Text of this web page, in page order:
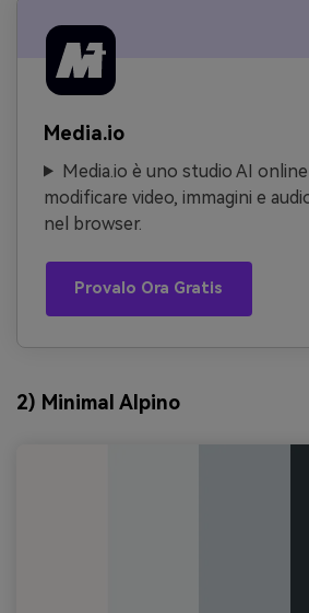
Media.io
Media.io è uno studio AI
modificare video, immagini e
nel browser.
Provalo Ora Gratis
2) Minimal Alpino